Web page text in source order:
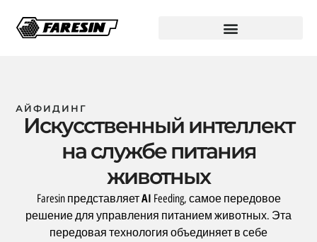
АЙФИДИНГ
Искусственный интеллект
на службе питания
животных
Faresin представляетAI Feeding, самое передовое
решение для управления питанием животных. Эта
передовая технология объединяет в себе